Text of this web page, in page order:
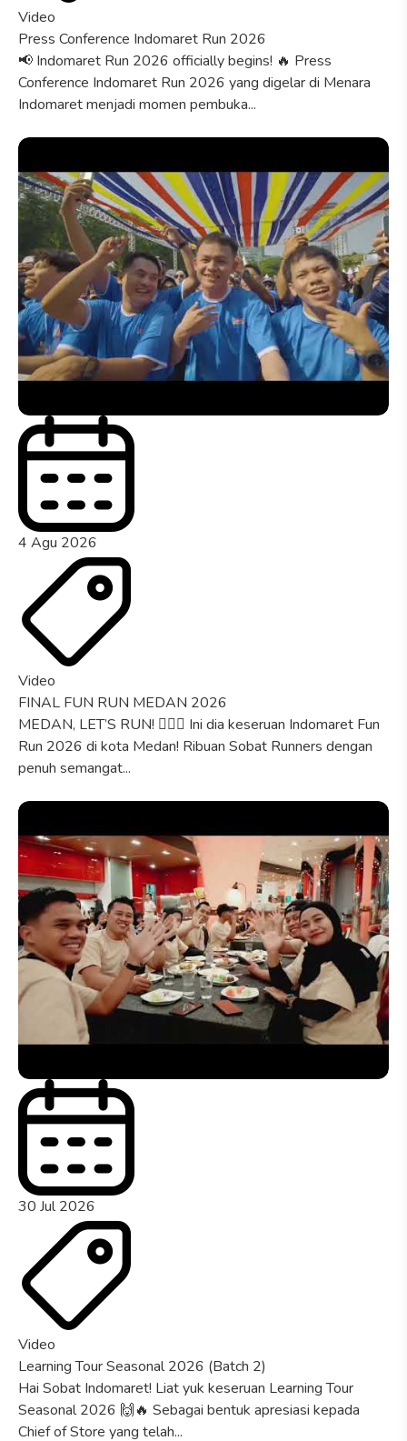
Video
Press Conference Indomaret Run 2026
📢 Indomaret Run 2026 officially begins! 🔥 Press
Conference Indomaret Run 2026 yang digelar di Menara
Indomaret menjadi momen pembuka...
4 Agu 2026
Video
FINAL FUN RUN MEDAN 2026
MEDAN, LET’S RUN! 🏃🏻‍♀️ Ini dia keseruan Indomaret Fun
Run 2026 di kota Medan! Ribuan Sobat Runners dengan
penuh semangat...
30 Jul 2026
Video
Learning Tour Seasonal 2026 (Batch 2)
Hai Sobat Indomaret! Liat yuk keseruan Learning Tour
Seasonal 2026 🙌🔥 Sebagai bentuk apresiasi kepada
Chief of Store yang telah...